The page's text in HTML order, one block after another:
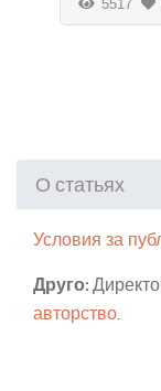
5517
О статьях
Условия за
Друго:
авторство.